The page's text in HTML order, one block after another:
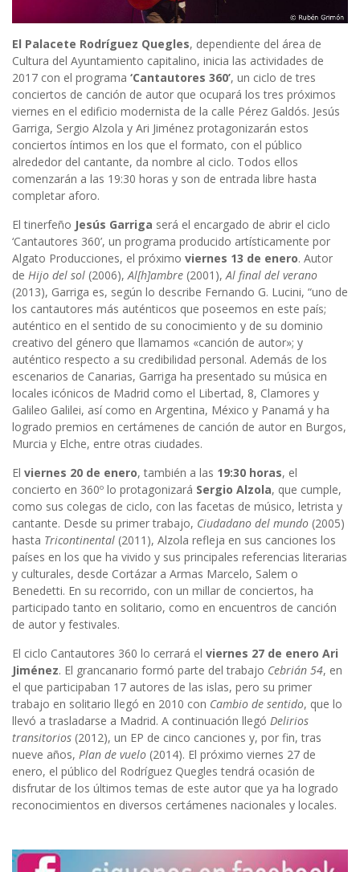
El Palacete Rodríguez Quegles, dependiente del área de
Cultura del Ayuntamiento capitalino, inicia las actividades de
2017 con el programa ‘Cantautores 360’, un ciclo de tres
conciertos de canción de autor que ocupará los tres próximos
viernes en el edificio modernista de la calle Pérez Galdós. Jesús
Garriga, Sergio Alzola y Ari Jiménez protagonizarán estos
conciertos íntimos en los que el formato, con el público
alrededor del cantante, da nombre al ciclo. Todos ellos
comenzarán a las 19:30 horas y son de entrada libre hasta
completar aforo.
El tinerfeño Jesús Garriga será el encargado de abrir el ciclo
‘Cantautores 360’, un programa producido artísticamente por
Algato Producciones, el próximo viernes 13 de enero. Autor
de Hijo del sol (2006),Al[h]ambre (2001),Al final del verano
(2013), Garriga es, según lo describe Fernando G. Lucini, “uno de
los cantautores más auténticos que poseemos en este país;
auténtico en el sentido de su conocimiento y de su dominio
creativo del género que llamamos «canción de autor»; y
auténtico respecto a su credibilidad personal. Además de los
escenarios de Canarias, Garriga ha presentado su música en
locales icónicos de Madrid como el Libertad, 8, Clamores y
Galileo Galilei, así como en Argentina, México y Panamá y ha
logrado premios en certámenes de canción de autor en Burgos,
Murcia y Elche, entre otras ciudades.
El viernes 20 de enero, también a las 19:30 horas, el
concierto en 360º lo protagonizará Sergio Alzola, que cumple,
como sus colegas de ciclo, con las facetas de músico, letrista y
cantante. Desde su primer trabajo, Ciudadano del mundo (2005)
hasta Tricontinental (2011), Alzola refleja en sus canciones los
países en los que ha vivido y sus principales referencias literarias
y culturales, desde Cortázar a Armas Marcelo, Salem o
Benedetti. En su recorrido, con un millar de conciertos, ha
participado tanto en solitario, como en encuentros de canción
de autor y festivales.
El ciclo Cantautores 360 lo cerrará el viernes 27 de enero Ari
Jiménez. El grancanario formó parte del trabajo Cebrián 54, en
el que participaban 17 autores de las islas, pero su primer
trabajo en solitario llegó en 2010 con Cambio de sentido, que lo
llevó a trasladarse a Madrid. A continuación llegó Delirios
transitorios (2012), un EP de cinco canciones y, por fin, tras
nueve años, Plan de vuelo (2014). El próximo viernes 27 de
enero, el público del Rodríguez Quegles tendrá ocasión de
disfrutar de los últimos temas de este autor que ya ha logrado
reconocimientos en diversos certámenes nacionales y locales.